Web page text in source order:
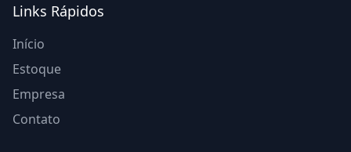
Links Rápidos
Início
Estoque
Empresa
Contato